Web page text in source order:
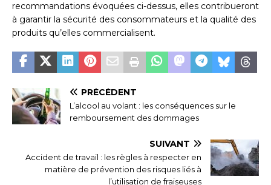
recommandations évoquées ci-dessus, elles contribueront
à garantir la sécurité des consommateurs et la qualité des
produits qu’elles commercialisent.
PRÉCÉDENT
L’alcool au volant : les conséquences sur le
remboursement des dommages
SUIVANT
Accident de travail : les règles à respecter en
matière de prévention des risques liés à
l’utilisation de fraiseuses